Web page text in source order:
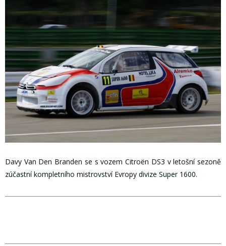
Davy Van Den Branden se s vozem Citroën DS3 v letošní sezoně
zúčastní kompletního mistrovství Evropy divize Super 1600.